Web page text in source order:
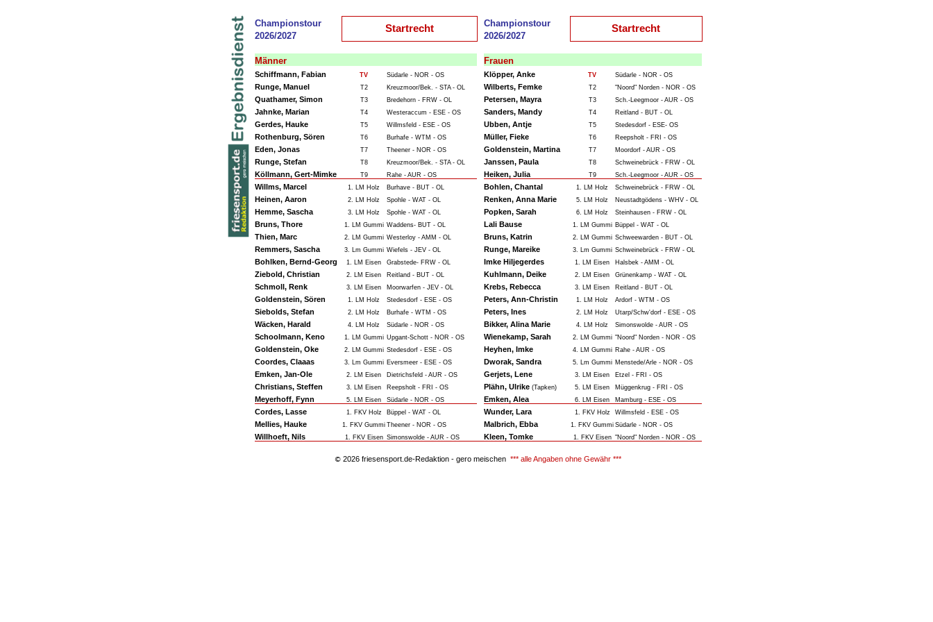
Championstour Startrecht Championstour Startrecht
2026/2027 2026/2027
Männer Frauen
Schiffmann, Fabian TV Südarle - NOR - OS Klöpper, Anke TV Südarle - NOR - OS
Runge, Manuel T2 Kreuzmoor/Bek. - STA - OL Wilberts, Femke T2 "Noord" Norden - NOR - OS
Quathamer, Simon T3 Bredehorn - FRW - OL Petersen, Mayra T3 Sch.-Leegmoor - AUR - OS
Jahnke, Marian T4 Westeraccum - ESE - OS Sanders, Mandy T4 Reitland - BUT - OL
Gerdes, Hauke T5 Willmsfeld - ESE - OS Ubben, Antje T5 Stedesdorf - ESE- OS
Rothenburg, Sören T6 Burhafe - WTM - OS Müller, Fieke T6 Reepsholt - FRI - OS
Eden, Jonas T7 Theener - NOR - OS Goldenstein, Martina T7 Moordorf - AUR - OS
Runge, Stefan T8 Kreuzmoor/Bek. - STA - OL Janssen, Paula T8 Schweinebrück - FRW - OL
Köllmann, Gert-Mimke T9 Rahe - AUR - OS Heiken, Julia T9 Sch.-Leegmoor - AUR - OS
Willms, Marcel 1. LM Holz Burhave - BUT - OL Bohlen, Chantal 1. LM Holz Schweinebrück - FRW - OL
Heinen, Aaron 2. LM Holz Spohle - WAT - OL Renken, Anna Marie 5. LM Holz Neustadtgödens - WHV - OL
Hemme, Sascha 3. LM Holz Spohle - WAT - OL Popken, Sarah 6. LM Holz Steinhausen - FRW - OL
Bruns, Thore 1. LM Gummi Waddens- BUT - OL Lali Bause 1. LM Gummi Büppel - WAT - OL
Thien, Marc 2. LM Gummi Westerloy - AMM - OL Bruns, Katrin 2. LM Gummi Schweewarden - BUT - OL
Remmers, Sascha 3. Lm Gummi Wiefels - JEV - OL Runge, Mareike 3. Lm Gummi Schweinebrück - FRW - OL
Bohlken, Bernd-Georg 1. LM Eisen Grabstede- FRW - OL Imke Hiljegerdes 1. LM Eisen Halsbek - AMM - OL
Ziebold, Christian 2. LM Eisen Reitland - BUT - OL Kuhlmann, Deike 2. LM Eisen Grünenkamp - WAT - OL
Schmoll, Renk 3. LM Eisen Moorwarfen - JEV - OL Krebs, Rebecca 3. LM Eisen Reitland - BUT - OL
Goldenstein, Sören 1. LM Holz Stedesdorf - ESE - OS Peters, Ann-Christin 1. LM Holz Ardorf - WTM - OS
Siebolds, Stefan 2. LM Holz Burhafe - WTM - OS Peters, Ines 2. LM Holz Utarp/Schw'dorf - ESE - OS
Wäcken, Harald 4. LM Holz Südarle - NOR - OS Bikker, Alina Marie 4. LM Holz Simonswolde - AUR - OS
Schoolmann, Keno 1. LM Gummi Upgant-Schott - NOR - OS Wienekamp, Sarah 2. LM Gummi "Noord" Norden - NOR - OS
Goldenstein, Oke 2. LM Gummi Stedesdorf - ESE - OS Heyhen, Imke 4. LM Gummi Rahe - AUR - OS
Coordes, Claaas 3. Lm Gummi Eversmeer - ESE - OS Dworak, Sandra 5. Lm Gummi Menstede/Arle - NOR - OS
Emken, Jan-Ole 2. LM Eisen Dietrichsfeld - AUR - OS Gerjets, Lene 3. LM Eisen Etzel - FRI - OS
Christians, Steffen 3. LM Eisen Reepsholt - FRI - OS Plähn, Ulrike (Tapken) 5. LM Eisen Müggenkrug - FRI - OS
Meyerhoff, Fynn 5. LM Eisen Südarle - NOR - OS Emken, Alea 6. LM Eisen Mamburg - ESE - OS
Cordes, Lasse 1. FKV Holz Büppel - WAT - OL Wunder, Lara 1. FKV Holz Willmsfeld - ESE - OS
Mellies, Hauke 1. FKV Gummi Theener - NOR - OS Malbrich, Ebba 1. FKV Gummi Südarle - NOR - OS
Willhoeft, Nils 1. FKV Eisen Simonswolde - AUR - OS Kleen, Tomke 1. FKV Eisen "Noord" Norden - NOR - OS
© 2026 friesensport.de-Redaktion - gero meischen *** alle Angaben ohne Gewähr ***